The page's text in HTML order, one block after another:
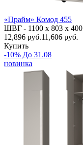
«Прайм» Комод 455
ШВГ - 1100 х 803 х 400
12,896 руб.11,606 руб.
Купить
-10% До 31.08
новинка